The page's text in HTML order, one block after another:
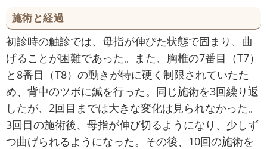
施術と経過
初診時の触診では、母指が伸びた状態で固まり、曲
げることが困難であった。また、胸椎の7番目（T7）
と8番目（T8）の動きが特に硬く制限されていたた
め、背中のツボに鍼を行った。同じ施術を3回繰り返
したが、2回目までは大きな変化は見られなかった。
3回目の施術後、母指が伸び切るようになり、少しず
つ曲げられるようになった。その後、10回の施術を